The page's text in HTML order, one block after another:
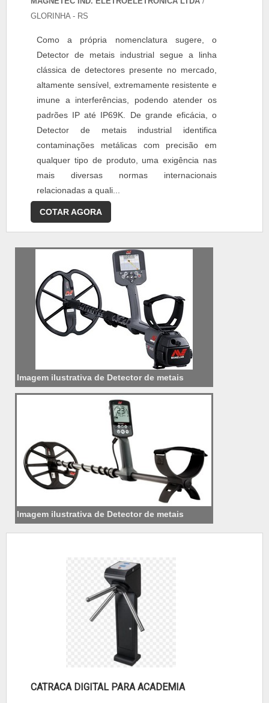
GLORINHA - RS
Como a própria nomenclatura sugere, o
Detector de metais industrial segue a linha
clássica de detectores presente no mercado,
altamente sensível, extremamente resistente e
imune a interferências, podendo atender os
padrões IP até IP69K. De grande eficácia, o
Detector de metais industrial identifica
contaminações metálicas com precisão em
qualquer tipo de produto, uma exigência nas
mais diversas normas internacionais
relacionadas a quali...
COTAR AGORA
Imagem ilustrativa de Detector de metais
Imagem ilustrativa de Detector de metais
CATRACA DIGITAL PARA ACADEMIA